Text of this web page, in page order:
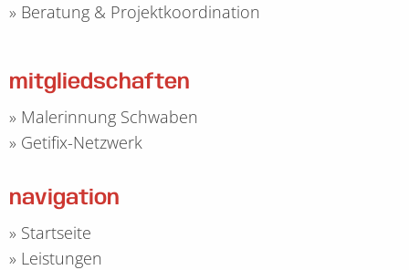
» Beratung & Projektkoordination
mitgliedschaften
» Malerinnung Schwaben
» Getifix-Netzwerk
navigation
» Startseite
» Leistungen